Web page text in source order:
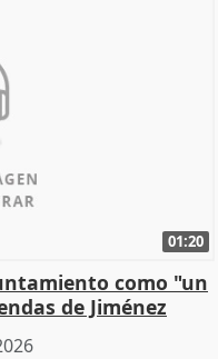
01:20
como "un
de Jiménez